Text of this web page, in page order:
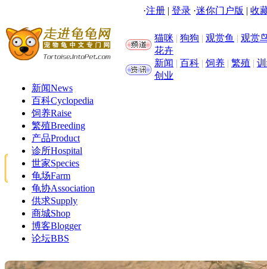
·注册 | 登录 ·迷你门户版 | 收
猫咪 | 狗狗 | 观赏鱼 | 观赏
花卉
新闻 | 百科 | 饲养 | 繁殖 |
创业
新闻News
百科Cyclopedia
饲养Raise
繁殖Breeding
产品Product
诊所Hospital
世家Species
龟场Farm
龟协Association
供求Supply
商城Shop
博客Blogger
论坛BBS